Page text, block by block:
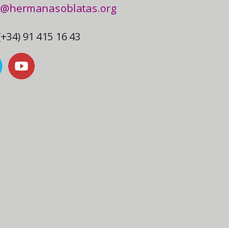
91 415 16 43